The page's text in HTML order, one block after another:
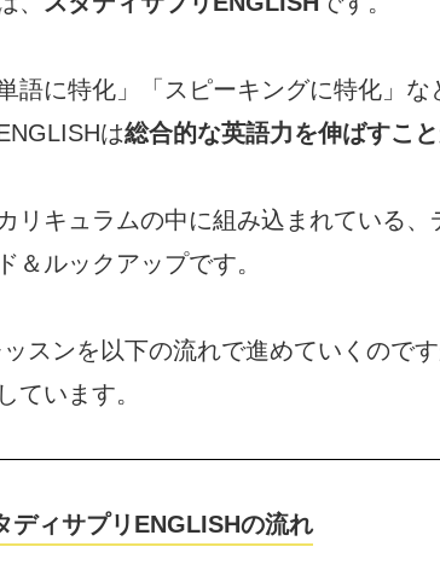
語に特化」「スピーキングに特化」な
は総合的な英語力を伸ばすこと
リキュラムの中に組み込まれている、
＆ルックアップです。
スンを以下の流れで進めていくので
ています。
ディサプリENGLISHの流れ